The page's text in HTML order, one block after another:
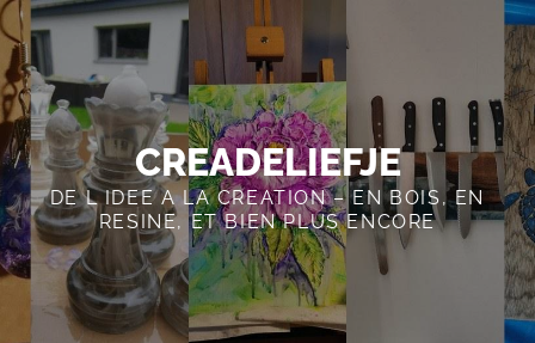
Skip
to
content
CREADELIEFJE
DE L IDEE A LA CREATION – EN BOIS, EN
RESINE, ET BIEN PLUS ENCORE